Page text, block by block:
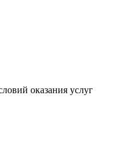
оказания услуг